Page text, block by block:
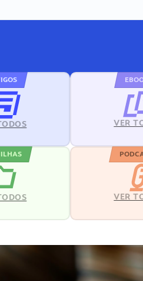
VER
VER